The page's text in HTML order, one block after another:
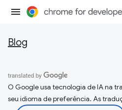
Blog
O Google usa tecnologia de IA na
seu idioma de preferência. As